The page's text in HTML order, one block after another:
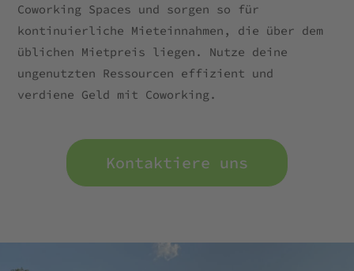
Coworking Spaces und sorgen so für
kontinuierliche Mieteinnahmen, die über dem
üblichen Mietpreis liegen. Nutze deine
ungenutzten Ressourcen effizient und
verdiene Geld mit Coworking.
Kontaktiere uns